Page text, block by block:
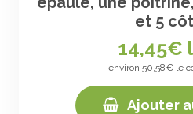
et 5
14,45€
environ 50,58€ le
Ajouter